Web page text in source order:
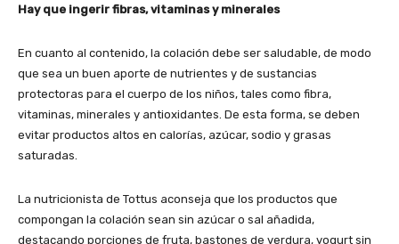
Hay que ingerir fibras, vitaminas y minerales
En cuanto al contenido, la colación debe ser saludable, de modo
que sea un buen aporte de nutrientes y de sustancias
protectoras para el cuerpo de los niños, tales como fibra,
vitaminas, minerales y antioxidantes. De esta forma, se deben
evitar productos altos en calorías, azúcar, sodio y grasas
saturadas.
La nutricionista de Tottus aconseja que los productos que
compongan la colación sean sin azúcar o sal añadida,
destacando porciones de fruta, bastones de verdura, yogurt sin